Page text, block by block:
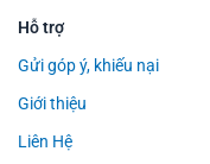
Hỗ trợ
Gửi góp ý, khiếu nại
Giới thiệu
Liên Hệ